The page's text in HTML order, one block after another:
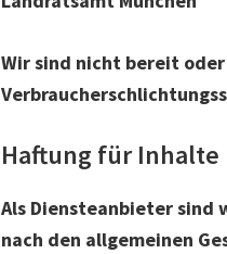
Wir sind nicht bereit
Haftung für Inhalte
Als Diensteanbieter sind
nach den allgemeinen